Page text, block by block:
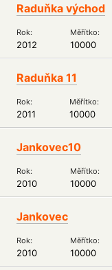
Raduňka východ
Rok: Měřítko:
2012 10000
Raduňka 11
Rok: Měřítko:
2011 10000
Jankovec10
Rok: Měřítko:
2010 10000
Jankovec
Rok: Měřítko:
2010 10000